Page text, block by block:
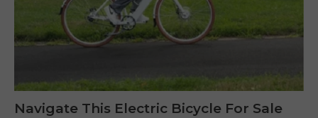
Navigate This Electric Bicycle For Sale